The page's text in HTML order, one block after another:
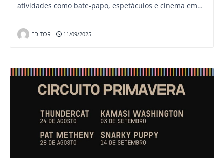
atividades como bate-papo, espetáculos e cinema em…
EDITOR 11/09/2025